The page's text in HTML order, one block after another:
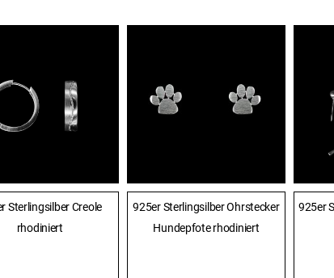
Sterlingsilber Creole
rhodiniert
925er Sterlingsilber Ohrstecker
Hundepfote rhodiniert
925er